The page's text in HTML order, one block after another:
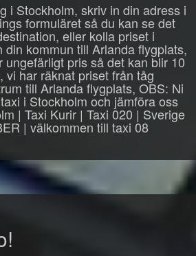
i Stockholm, skriv in din adress i
formuläret så du kan se det
eller kolla priset i
din kommun till Arlanda flygplats,
ungefärligt pris så det kan blir 10
vi har räknat priset från tåg
till Arlanda flygplats, OBS: Ni
i Stockholm och jämföra oss
| Taxi Kurir | Taxi 020 | Sverige
| välkommen till taxi 08